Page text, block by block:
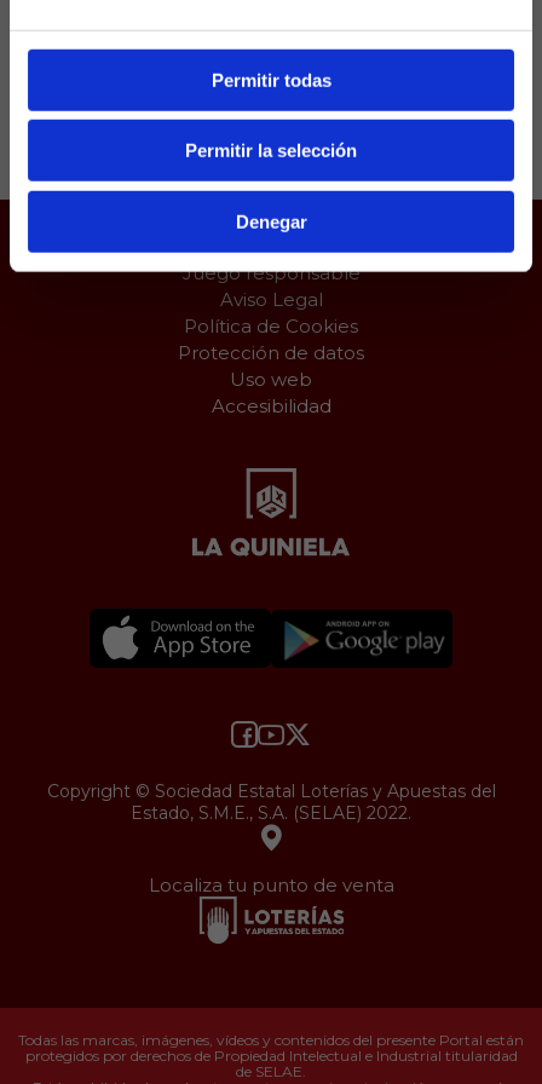
Permitir todas
Permitir la selección
Denegar
Compartir:
Juego responsable
Aviso Legal
Política de Cookies
Protección de datos
Uso web
Accesibilidad
Copyright © Sociedad Estatal Loterías y Apuestas del
Estado, S.M.E., S.A. (SELAE) 2022.
Localiza tu punto de venta
Todas las marcas, imágenes, vídeos y contenidos del presente Portal están
protegidos por derechos de Propiedad Intelectual e Industrial titularidad
de SELAE.